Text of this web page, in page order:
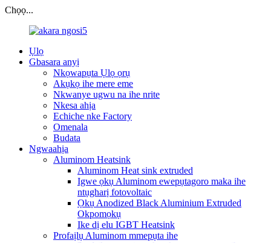
Chọọ...
Ụlọ
Gbasara anyị
Nkọwapụta Ụlọ ọrụ
Akụkọ ihe mere eme
Nkwanye ugwu na ihe nrite
Nkesa ahịa
Echiche nke Factory
Omenala
Budata
Ngwaahịa
Aluminom Heatsink
Aluminom Heat sink extruded
Igwe ọkụ Aluminom ewepụtagoro maka ihe
ntụgharị fotovoltaic
Ọkụ Anodized Black Aluminium Extruded
Okpomọkụ
Ike dị elu IGBT Heatsink
Profaịlụ Aluminom mmepụta ihe